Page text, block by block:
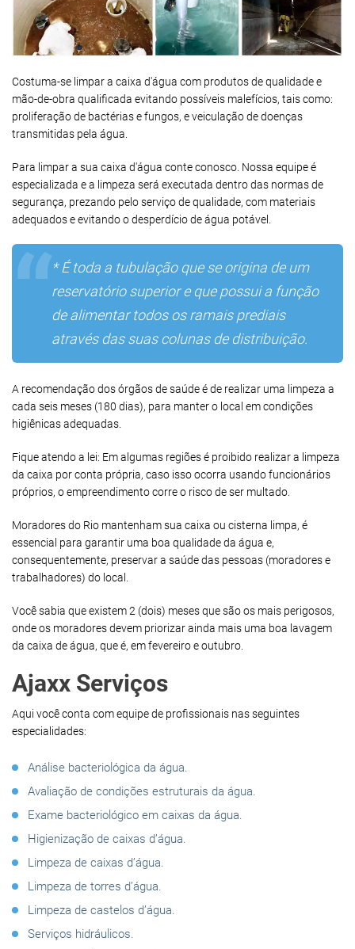
Costuma-se limpar a caixa d'água com produtos de qualidade e
mão-de-obra qualificada evitando possíveis malefícios, tais como:
proliferação de bactérias e fungos, e veiculação de doenças
transmitidas pela água.
Para limpar a sua caixa d'água conte conosco. Nossa equipe é
especializada e a limpeza será executada dentro das normas de
segurança, prezando pelo serviço de qualidade, com materiais
adequados e evitando o desperdício de água potável.
* É toda a tubulação que se origina de um
reservatório superior e que possui a função
de alimentar todos os ramais prediais
através das suas colunas de distribuição.
A recomendação dos órgãos de saúde é de realizar uma limpeza a
cada seis meses (180 dias), para manter o local em condições
higiênicas adequadas.
Fique atendo a lei: Em algumas regiões é proibido realizar a limpeza
da caixa por conta própria, caso isso ocorra usando funcionários
próprios, o empreendimento corre o risco de ser multado.
Moradores do Rio mantenham sua caixa ou cisterna limpa, é
essencial para garantir uma boa qualidade da água e,
consequentemente, preservar a saúde das pessoas (moradores e
trabalhadores) do local.
Você sabia que existem 2 (dois) meses que são os mais perigosos,
onde os moradores devem priorizar ainda mais uma boa lavagem
da caixa de água, que é, em fevereiro e outubro.
Ajaxx Serviços
Aqui você conta com equipe de profissionais nas seguintes
especialidades:
Análise bacteriológica da água.
Avaliação de condições estruturais da água.
Exame bacteriológico em caixas da água.
Higienização de caixas d’água.
Limpeza de caixas d’água.
Limpeza de torres d’água.
Limpeza de castelos d’água.
Serviços hidráulicos.